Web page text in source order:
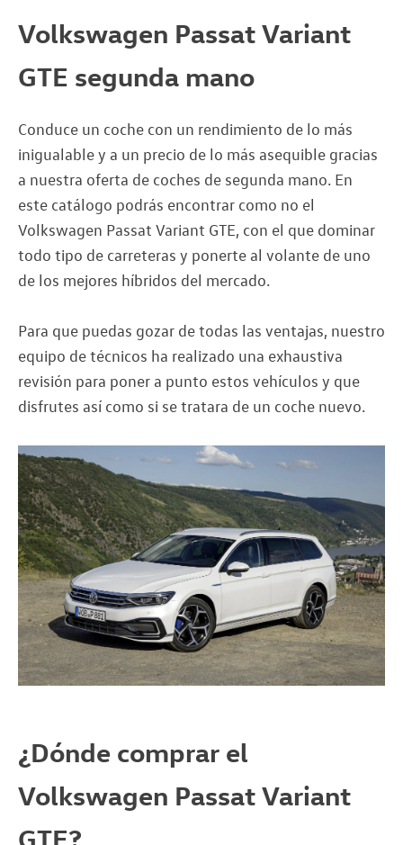
Volkswagen Passat Variant
GTE segunda mano
Conduce un coche con un rendimiento de lo más
inigualable y a un precio de lo más asequible gracias
a nuestra oferta de coches de segunda mano. En
este catálogo podrás encontrar como no el
Volkswagen Passat Variant GTE, con el que dominar
todo tipo de carreteras y ponerte al volante de uno
de los mejores híbridos del mercado.
Para que puedas gozar de todas las ventajas, nuestro
equipo de técnicos ha realizado una exhaustiva
revisión para poner a punto estos vehículos y que
disfrutes así como si se tratara de un coche nuevo.
¿Dónde comprar el
Volkswagen Passat Variant
GTE?